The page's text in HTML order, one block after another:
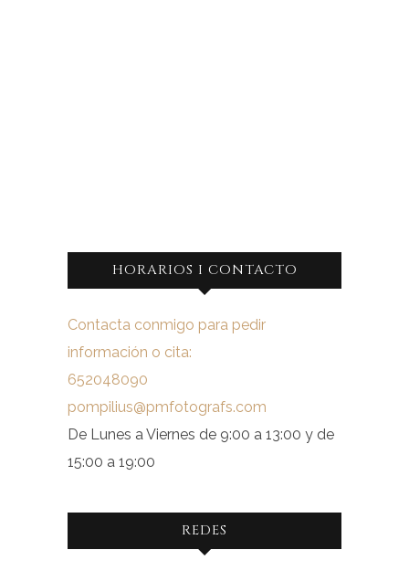
HORARIOS I CONTACTO
Contacta conmigo para pedir
información o cita:
652048090
pompilius@pmfotografs.com
De Lunes a Viernes de 9:00 a 13:00 y de
15:00 a 19:00
REDES